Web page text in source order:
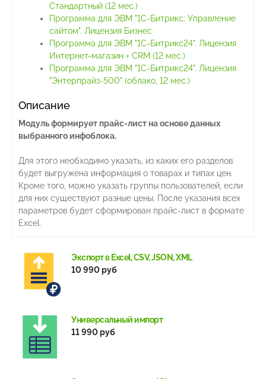
Стандартный (12 мес.)
Программа для ЭВМ "1С-Битрикс: Управление
сайтом". Лицензия Бизнес
Программа для ЭВМ "1С-Битрикс24". Лицензия
Интернет-магазин + CRM (12 мес.)
Программа для ЭВМ "1С-Битрикс24". Лицензия
"Энтерпрайз-500" (облако, 12 мес.)
Описание
Модуль формирует прайс-лист на основе данных
выбранного инфоблока.
Для этого необходимо указать, из каких его разделов
будет выгружена информация о товарах и типах цен.
Кроме того, можно указать группы пользователей, если
для них существуют разные цены. После указания всех
параметров будет сформирован прайс-лист в формате
Excel.
Экспорт в Excel, CSV, JSON, XML
10 990 руб
Универсальный импорт
11 990 руб